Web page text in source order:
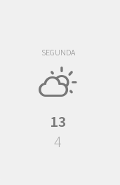
SEGUNDA
13
4